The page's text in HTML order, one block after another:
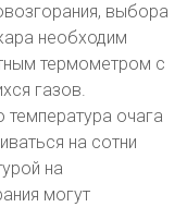
выбора
необходим
термометром с
газов.
очага
на сотни
на
могут